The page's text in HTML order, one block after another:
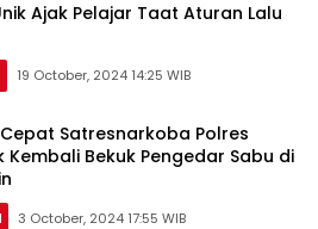
Ajak Pelajar Taat Aturan Lalu
19 October, 2024 14:25 WIB
Satresnarkoba Polres
Kembali Bekuk Pengedar Sabu di
3 October, 2024 17:55 WIB